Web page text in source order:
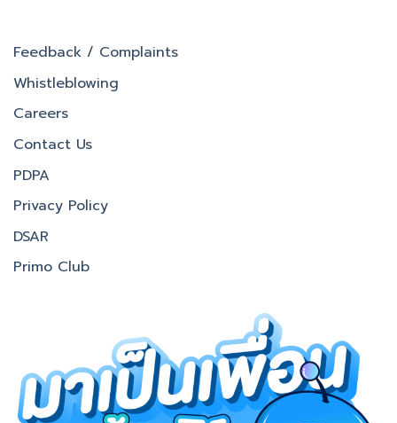
Feedback / Complaints
Whistleblowing
Careers
Contact Us
PDPA
Privacy Policy
DSAR
Primo Club